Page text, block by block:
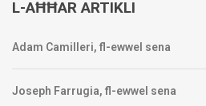
L-AĦĦAR ARTIKLI
Adam Camilleri, fl-ewwel sena
Joseph Farrugia, fl-ewwel sena